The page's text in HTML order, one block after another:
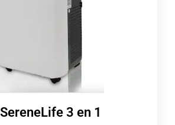
3 en 1